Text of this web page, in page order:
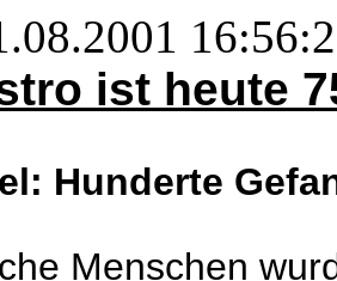
ist heute
Hunderte
Menschen